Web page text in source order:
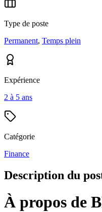
Type de poste
Permanent, Temps plein
Expérience
2 à 5 ans
Catégorie
Finance
Description du
À propos de